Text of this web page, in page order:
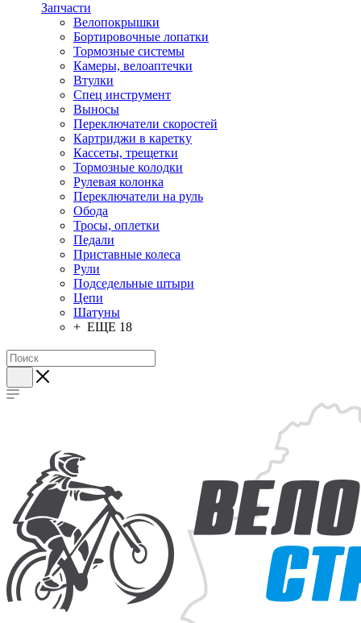
Запчасти
Велопокрышки
Бортировочные лопатки
Тормозные системы
Камеры, велоаптечки
Втулки
Спец инструмент
Выносы
Переключатели скоростей
Картриджи в каретку
Кассеты, трещетки
Тормозные колодки
Рулевая колонка
Переключатели на руль
Обода
Тросы, оплетки
Педали
Приставные колеса
Рули
Подседельные штыри
Цепи
Шатуны
+ ЕЩЕ 18